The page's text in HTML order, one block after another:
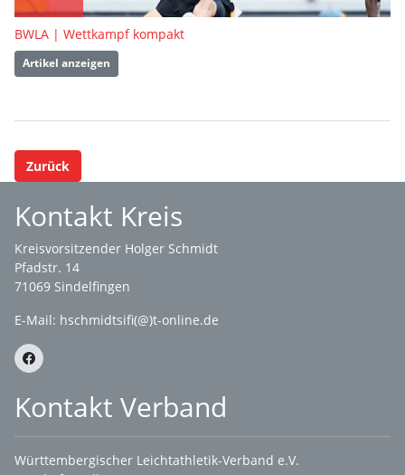
BWLA | Wettkampf kompakt
Artikel anzeigen
Zurück
Kontakt Kreis
Kreisvorsitzender Holger Schmidt
Pfadstr. 14
71069 Sindelfingen
E-Mail: hschmidtsifi(@)t-online.de
Kontakt Verband
Württembergischer Leichtathletik-Verband e.V.